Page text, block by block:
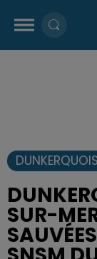
DUNKERQUOIS
SUR-